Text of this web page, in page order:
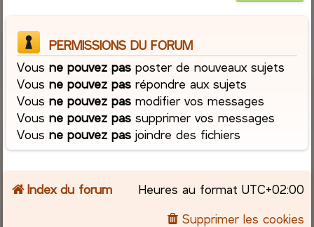
PERMISSIONS DU FORUM
Vousne pouvez pas poster de nouveaux sujets
Vousne pouvez pas répondre aux sujets
Vousne pouvez pas modifier vos messages
Vousne pouvez pas supprimer vos messages
Vousne pouvez pas joindre des fichiers
Index du forum Heures au format UTC+02:00
Supprimer les cookies